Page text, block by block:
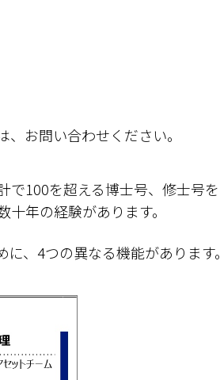
お問い合わせください。
で100を超える博士号、修士号を
年の経験があります。
、4つの異なる機能があります。